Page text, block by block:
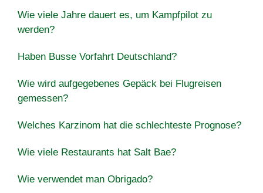
Wie viele Jahre dauert es, um Kampfpilot zu
werden?
Haben Busse Vorfahrt Deutschland?
Wie wird aufgegebenes Gepäck bei Flugreisen
gemessen?
Welches Karzinom hat die schlechteste Prognose?
Wie viele Restaurants hat Salt Bae?
Wie verwendet man Obrigado?